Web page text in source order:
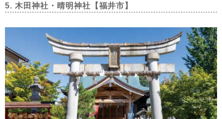
5. 木田神社・晴明神社【福井市】